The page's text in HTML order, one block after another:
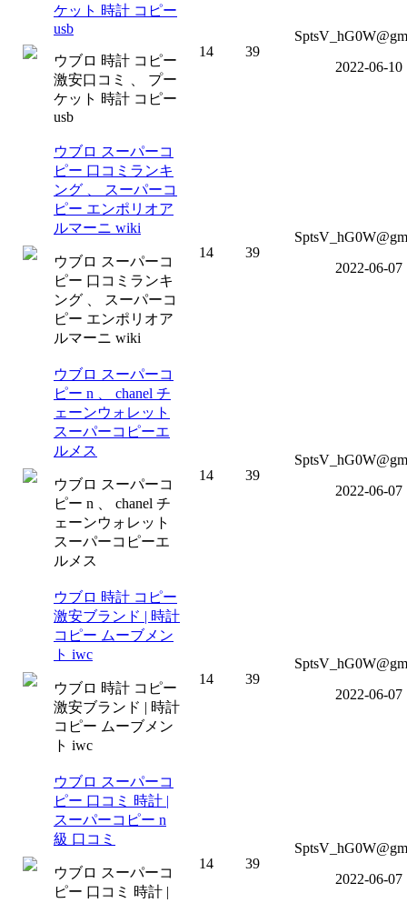
ケット 時計 コピー
usb
ウブロ 時計 コピー
激安口コミ 、 プー
ケット 時計 コピー
usb
14 39
2022-06-10
ウブロ スーパーコ
ピー 口コミランキ
ング 、 スーパーコ
ピー エンポリオア
ルマーニ wiki
ウブロ スーパーコ
ピー 口コミランキ
ング 、 スーパーコ
ピー エンポリオア
ルマーニ wiki
14 39
2022-06-07
ウブロ スーパーコ
ピー n 、 chanel チ
ェーンウォレット
スーパーコピーエ
ルメス
ウブロ スーパーコ
ピー n 、 chanel チ
ェーンウォレット
スーパーコピーエ
ルメス
14 39
2022-06-07
ウブロ 時計 コピー
激安ブランド | 時計
コピー ムーブメン
ト iwc
ウブロ 時計 コピー
激安ブランド | 時計
コピー ムーブメン
ト iwc
14 39
2022-06-07
ウブロ スーパーコ
ピー 口コミ 時計 |
スーパーコピー n
級 口コミ
ウブロ スーパーコ
ピー 口コミ 時計 |
14 39
2022-06-07